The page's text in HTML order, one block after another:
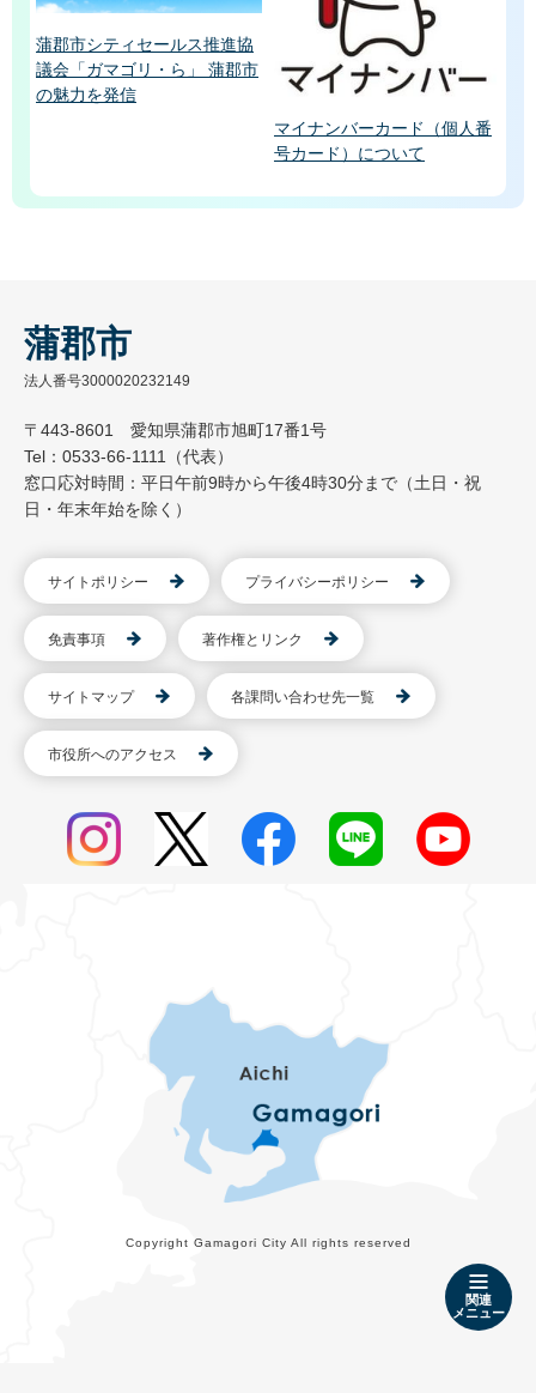
関連
メニュー
蒲郡市シティセールス推進協
議会「ガマゴリ・ら」 蒲郡市
の魅力を発信
マイナンバーカード（個人番
号カード）について
蒲郡市
法人番号3000020232149
〒443-8601 愛知県蒲郡市旭町17番1号
Tel：0533-66-1111（代表）
窓口応対時間：平日午前9時から午後4時30分まで（土日・祝
日・年末年始を除く）
サイトポリシー プライバシーポリシー
免責事項 著作権とリンク
サイトマップ 各課問い合わせ先一覧
市役所へのアクセス
Copyright Gamagori City All rights reserved